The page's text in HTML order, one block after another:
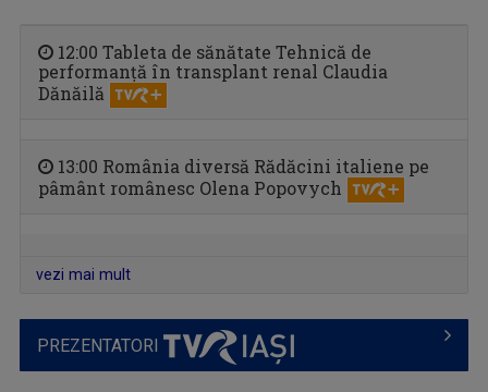
Magazin de călătorie
12:00 Tableta de sănătate Tehnică de
performanță în transplant renal Claudia
Dănăilă
13:00 România diversă Rădăcini italiene pe
pâmânt românesc Olena Popovych
vezi mai mult
PREZENTATORI